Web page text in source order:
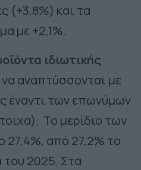
(+3,8%) και τα
με +2,1%.
ιδιωτικής
να αναπτύσσονται με
έναντι των επωνύμων
Το μερίδιο των
27,4%, από 27,2% το
του 2025. Στα